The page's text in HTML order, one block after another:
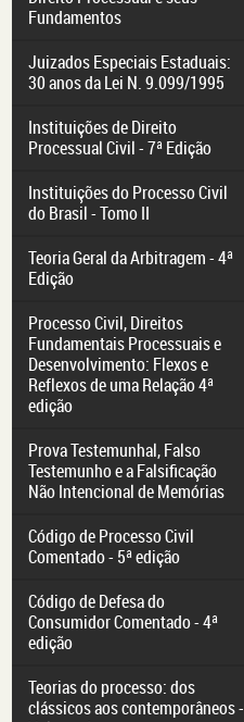
Fundamentos
Juizados Especiais Estaduais:
30 anos da Lei N. 9.099/1995
Instituições de Direito
Processual Civil - 7ª Edição
Instituições do Processo Civil
do Brasil - Tomo II
Teoria Geral da Arbitragem - 4ª
Edição
Processo Civil, Direitos
Fundamentais Processuais e
Desenvolvimento: Flexos e
Reflexos de uma Relação 4ª
edição
Prova Testemunhal, Falso
Testemunho e a Falsificação
Não Intencional de Memórias
Código de Processo Civil
Comentado - 5ª edição
Código de Defesa do
Consumidor Comentado - 4ª
edição
Teorias do processo: dos
clássicos aos contemporâneos -